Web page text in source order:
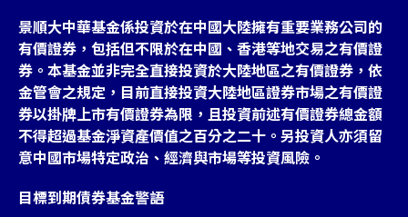
景順大中華基金係投資於在中國大陸擁有重要業務公司的
有價證券，包括但不限於在中國、香港等地交易之有價證
券。本基金並非完全直接投資於大陸地區之有價證券，依
金管會之規定，目前直接投資大陸地區證券市場之有價證
券以掛牌上市有價證券為限，且投資前述有價證券總金額
不得超過基金淨資產價值之百分之二十。另投資人亦須留
意中國市場特定政治、經濟與市場等投資風險。
目標到期債券基金警語